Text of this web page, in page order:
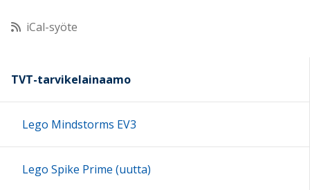
11:00
12:00
iCal-syöte
TVT-tarvikelainaamo
Lego Mindstorms EV3
Lego Spike Prime (uutta)